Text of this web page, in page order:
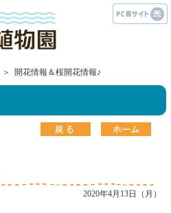
＞ 開花情報＆桜開花情報♪
2020年4月13日（月）